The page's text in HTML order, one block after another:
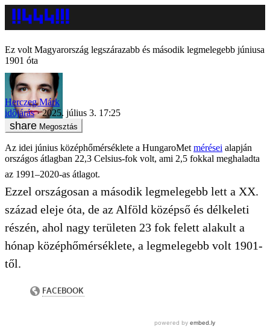
Ez volt Magyarország legszárazabb és második legmelegebb júniusa
1901 óta
Herczeg Márk
időjárás
2025. július 3. 17:25
Megosztás
Az idei június középhőmérséklete a HungaroMet mérései alapján
országos átlagban 22,3 Celsius-fok volt, ami 2,5 fokkal meghaladta
az 1991–2020-as átlagot.
Ezzel országosan a második legmelegebb lett a XX.
század eleje óta, de az Alföld középső és délkeleti
részén, ahol nagy területen 23 fok felett alakult a
hónap középhőmérséklete, a legmelegebb volt 1901-
től.